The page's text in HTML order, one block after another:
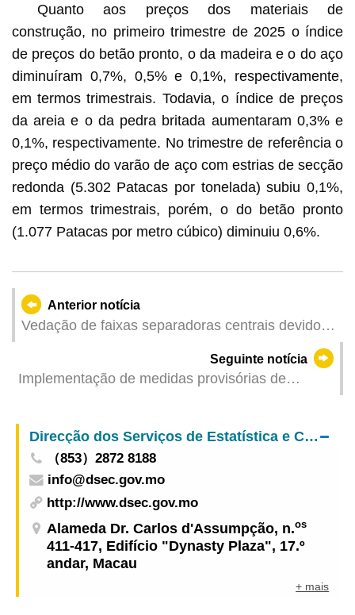
Quanto aos preços dos materiais de
construção, no primeiro trimestre de 2025 o índice
de preços do betão pronto, o da madeira e o do aço
diminuíram 0,7%, 0,5% e 0,1%, respectivamente,
em termos trimestrais. Todavia, o índice de preços
da areia e o da pedra britada aumentaram 0,3% e
0,1%, respectivamente. No trimestre de referência o
preço médio do varão de aço com estrias de secção
redonda (5.302 Patacas por tonelada) subiu 0,1%,
em termos trimestrais, porém, o do betão pronto
(1.077 Patacas por metro cúbico) diminuiu 0,6%.
Anterior notícia
Vedação de faixas separadoras centrais devido à
travessia pedonal ao longo da Avenida do
Nordeste e implementação de várias medidas
Seguinte notícia
Implementação de medidas provisórias de
Ponte Macau em articulação com a execução da
obra de construção de viaduto
Direcção dos Serviços de Estatística e Censos
（853）2872 8188
info@dsec.gov.mo
http://www.dsec.gov.mo
Alameda Dr. Carlos d'Assumpção, n.os
411-417, Edifício "Dynasty Plaza", 17.º
andar, Macau
+ mais